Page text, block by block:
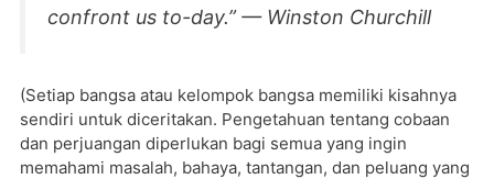
confront us to-day.” — Winston Churchill
(Setiap bangsa atau kelompok bangsa memiliki kisahnya
sendiri untuk diceritakan. Pengetahuan tentang cobaan
dan perjuangan diperlukan bagi semua yang ingin
memahami masalah, bahaya, tantangan, dan peluang yang